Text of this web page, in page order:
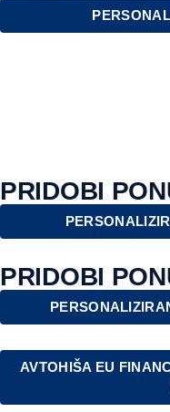
PRIDOBI
PRIDOBI
AVTOHIŠA EU